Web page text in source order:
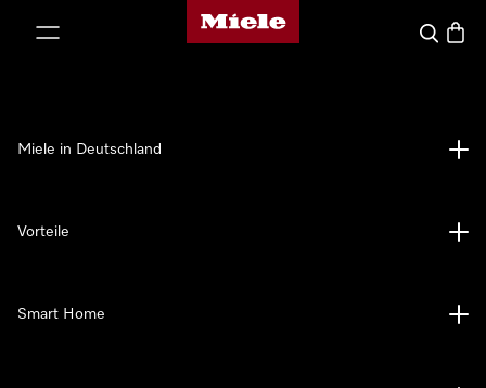
Miele-Homepage
Suche
Miele in Deutschland
Vorteile
Smart Home